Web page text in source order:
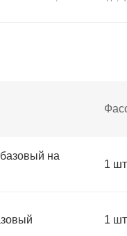
на
1 шт
1 шт